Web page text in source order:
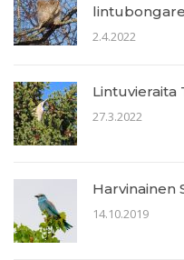
2.4.2022
Lintuvieraita
27.3.2022
Harvinainen
14.10.2019